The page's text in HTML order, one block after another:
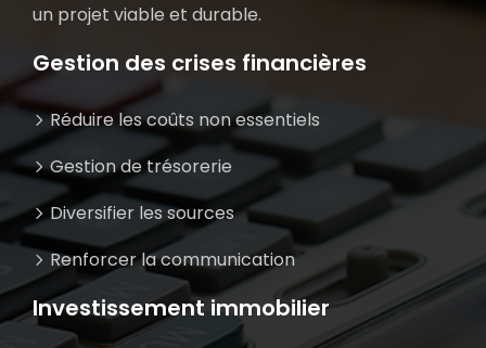
un projet viable et durable.
Gestion des crises financières
Réduire les coûts non essentiels
Gestion de trésorerie
Diversifier les sources
Renforcer la communication
Investissement immobilier